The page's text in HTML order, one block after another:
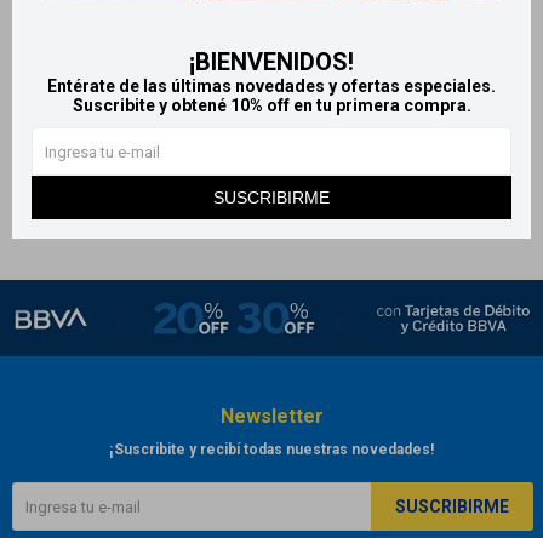
¡BIENVENIDOS!
Entérate de las últimas novedades y ofertas especiales.
Suscribite y obtené 10% off en tu primera compra.
SUSCRIBIRME
para prótesis - 40g
$ 399
Newsletter
¡Suscribite y recibí todas nuestras novedades!
SUSCRIBIRME